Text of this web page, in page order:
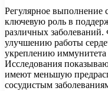
Регулярное выполнение
ключевую роль в
различных заболеваний.
улучшению работы
укреплению
Исследования
имеют меньшую
сосудистым